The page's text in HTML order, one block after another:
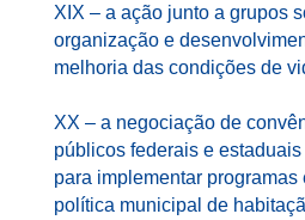
XIX – a ação junto a grupos
organização e
melhoria das condições de
XX – a negociação de
públicos federais e estaduais
para implementar programas
política municipal de